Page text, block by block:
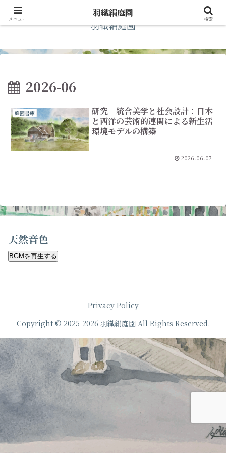
羽織絹庭園
2026-06
庭園書庫
研究｜統合美学と社会設計：日本
と西洋の芸術的連関による新生活
環境モデルの構築
2026.06.07
天然音色
BGMを再生する
Privacy Policy
Copyright © 2025-2026 羽織絹庭園 All Rights Reserved.
メニュー
羽織絹庭園
検索